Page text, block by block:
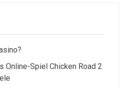
Online-Spiel Chicken Road 2